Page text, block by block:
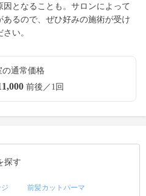
となることも。サロンによって
るので、ぜひ好みの施術が受け
い。
の通常価格
前後／1回
探す
前髪カットパーマ